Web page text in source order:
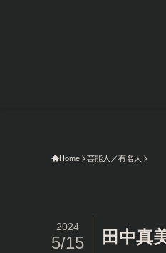
Home 芸能人／有名人
田中真
2024
5/15